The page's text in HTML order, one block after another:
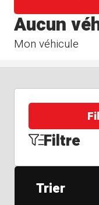
Mon véhicule
Aucun
Filtre
Trier